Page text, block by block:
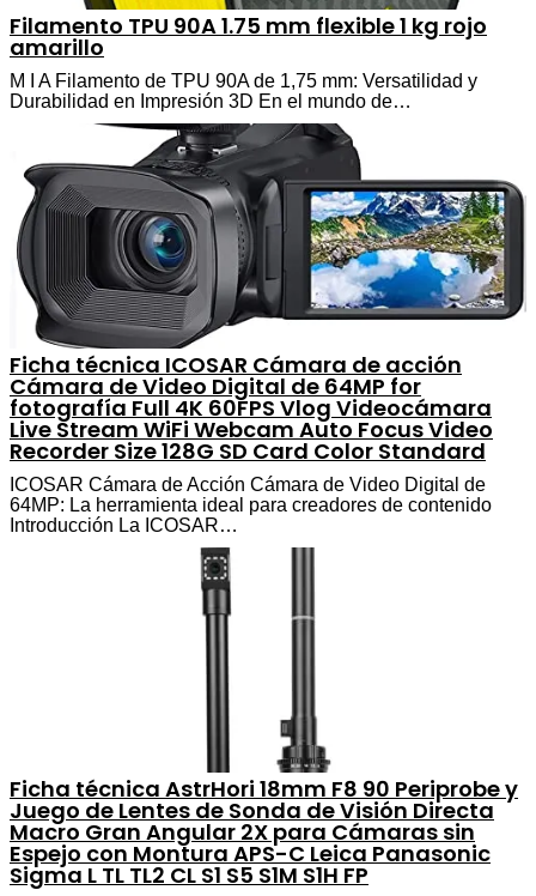
Filamento TPU 90A 1.75 mm flexible 1 kg rojo
amarillo
M I A Filamento de TPU 90A de 1,75 mm: Versatilidad y
Durabilidad en Impresión 3D En el mundo de…
Ficha técnica ICOSAR Cámara de acción
Cámara de Video Digital de 64MP for
fotografía Full 4K 60FPS Vlog Videocámara
Live Stream WiFi Webcam Auto Focus Video
Recorder Size 128G SD Card Color Standard
ICOSAR Cámara de Acción Cámara de Video Digital de
64MP: La herramienta ideal para creadores de contenido
Introducción La ICOSAR…
Ficha técnica AstrHori 18mm F8 90 Periprobe y
Juego de Lentes de Sonda de Visión Directa
Macro Gran Angular 2X para Cámaras sin
Espejo con Montura APS-C Leica Panasonic
Sigma L TL TL2 CL S1 S5 S1M S1H FP